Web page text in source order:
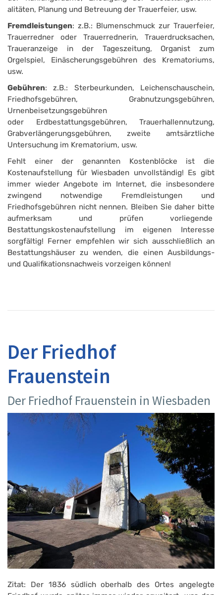
alitäten, Planung und Betreuung der Trauerfeier, usw.
Fremdleistungen: z.B.: Blumenschmuck zur Trauerfeier,
Trauerredner oder Trauerrednerin, Trauerdrucksachen,
Trau­eranzeige in der Tageszeitung, Organist zum
Orgelspiel, Einäscherungsgebühren des Krematoriums,
usw.
Gebühren: z.B.: Sterbeurkunden, Leichenschauschein,
Friedhofsgebühren, Grabnutzungsgebühren,
Urnenbeisetzungsgebühren
oder Erdbestattungsgebühren, Trauer­hallennutzung,
Grabverlängerungsgebühren, zweite amtsärztliche
Untersuchung im Krematorium, usw.
Fehlt einer der genannten Kostenblöcke ist die
Kostenaufstellung für Wiesbaden unvollständig! Es gibt
immer wieder Angebote im Internet, die insbesondere
zwingend notwendige Fremdleistungen und
Friedhofsgebühren nicht nennen. Bleiben Sie daher bitte
aufmerksam und prüfen vorliegende
Bestattungskostenaufstellung im eigenen Interesse
sorgfältig! Ferner empfehlen wir sich ausschließlich an
Bestattungshäuser zu wenden, die einen Ausbildungs-
und Qualifikationsnachweis vorzeigen können!
Der Friedhof
Frauenstein
Der Friedhof Frauenstein in Wiesbaden
Zitat: Der 1836 südlich oberhalb des Ortes angelegte